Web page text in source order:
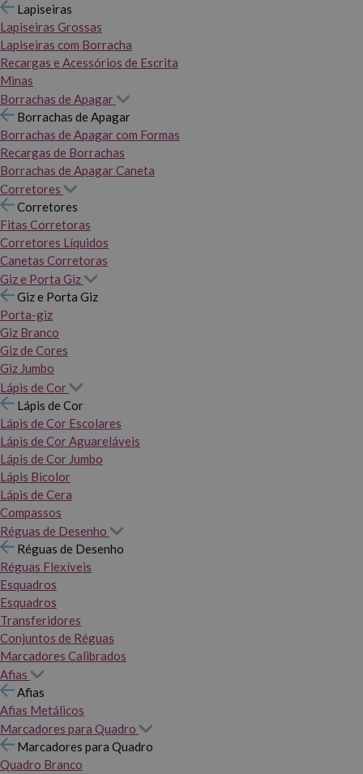
Lapiseiras
Lapiseiras Grossas
Lapiseiras com Borracha
Recargas e Acessórios de Escrita
Minas
Borrachas de Apagar
Borrachas de Apagar
Borrachas de Apagar com Formas
Recargas de Borrachas
Borrachas de Apagar Caneta
Corretores
Corretores
Fitas Corretoras
Corretores Líquidos
Canetas Corretoras
Giz e Porta Giz
Giz e Porta Giz
Porta-giz
Giz Branco
Giz de Cores
Giz Jumbo
Lápis de Cor
Lápis de Cor
Lápis de Cor Escolares
Lápis de Cor Aguareláveis
Lápis de Cor Jumbo
Lápis Bicolor
Lápis de Cera
Compassos
Réguas de Desenho
Réguas de Desenho
Réguas Flexíveis
Esquadros
Esquadros
Transferidores
Conjuntos de Réguas
Marcadores Calibrados
Afias
Afias
Afias Metálicos
Marcadores para Quadro
Marcadores para Quadro
Quadro Branco